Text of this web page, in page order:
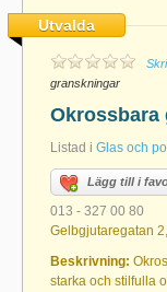
Utvalda
granskningar
Okrossbara
Listad i Glas och
Lägg till i
013 - 327 00 80
Gelbgjutaregatan
Beskrivning:
starka och stilfulla